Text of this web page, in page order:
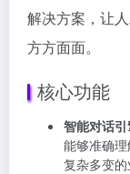
解决方案，让
方方面面。
核心功能
智能对话
能够准确
复杂多变